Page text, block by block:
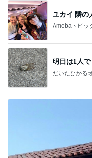
ユカイ 隣の
Amebaトピッ
明日は1人で
だいたひかる